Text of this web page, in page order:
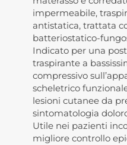
impermeabile,
antistatica, trattata
batteriostatico-
Indicato per una
traspirante a
compressivo
scheletrico
lesioni cutanee da
sintomatologia
Utile nei pazienti
migliore controllo